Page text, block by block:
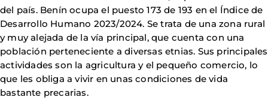
del país. Benín ocupa el puesto 173 de 193 en el Índice de
Desarrollo Humano 2023/2024. Se trata de una zona rural
y muy alejada de la vía principal, que cuenta con una
población perteneciente a diversas etnias. Sus principales
actividades son la agricultura y el pequeño comercio, lo
que les obliga a vivir en unas condiciones de vida
bastante precarias.